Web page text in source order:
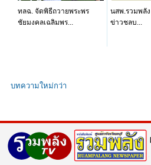
ทลฉ. จัดพิธีถวายพระพร
ชัยมงคลเฉลิมพร...
นสพ.รวมพลั
ข่าวชลบ...
บทความใหม่กว่า